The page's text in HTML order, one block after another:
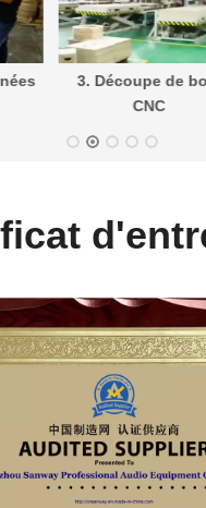
de bois
4.